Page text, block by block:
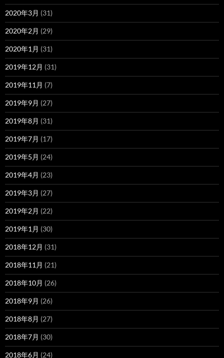
2020年3月 (31)
2020年2月 (29)
2020年1月 (31)
2019年12月 (31)
2019年11月 (7)
2019年9月 (27)
2019年8月 (31)
2019年7月 (17)
2019年5月 (24)
2019年4月 (23)
2019年3月 (27)
2019年2月 (22)
2019年1月 (30)
2018年12月 (31)
2018年11月 (21)
2018年10月 (26)
2018年9月 (26)
2018年8月 (27)
2018年7月 (30)
2018年6月 (24)